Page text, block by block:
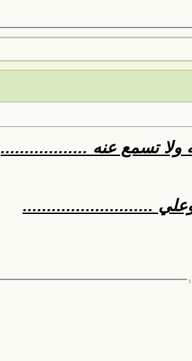
ولا تسمع عنه ..................
أبوعلي ...........................
: